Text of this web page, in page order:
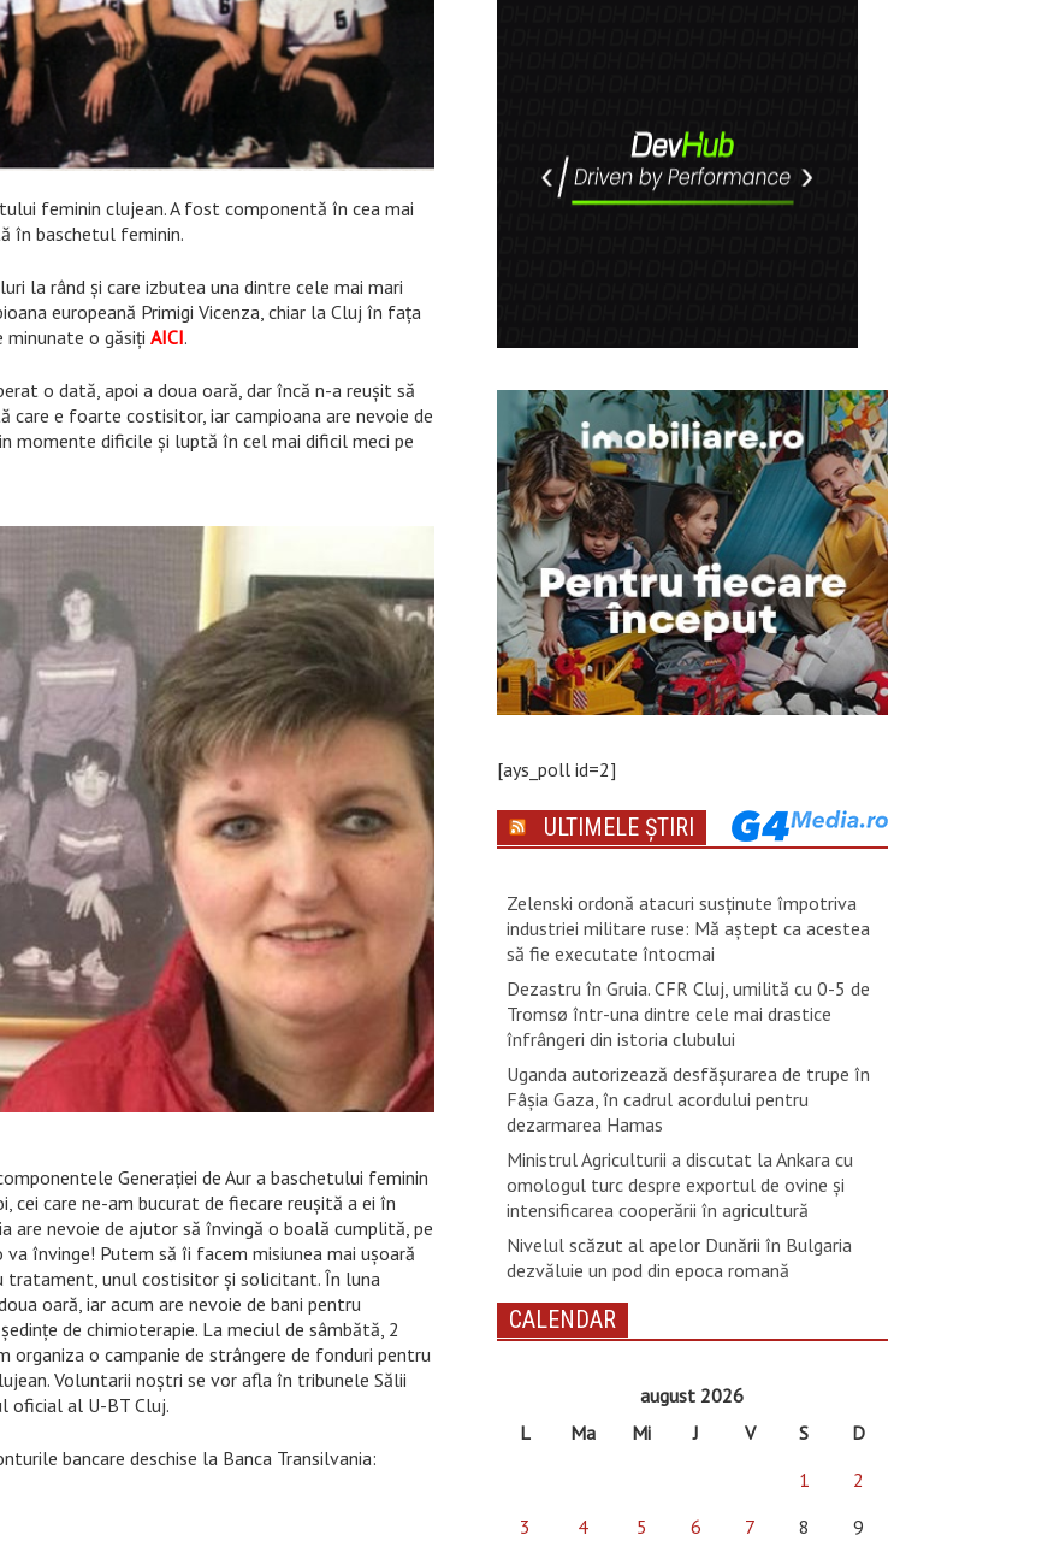
feminin clujean. A fost componentă în cea mai
în baschetul feminin.
la rând și care izbutea una dintre cele mai mari
europeană Primigi Vicenza, chiar la Cluj în fața
minunate o găsiți AICI.
o dată, apoi a doua oară, dar încă n-a reușit să
care e foarte costisitor, iar campioana are nevoie de
momente dificile și luptă în cel mai dificil meci pe
Generației de Aur a baschetului feminin
cei care ne-am bucurat de fiecare reușită a ei în
are nevoie de ajutor să învingă o boală cumplită, pe
învinge! Putem să îi facem misiunea mai ușoară
tratament, unul costisitor și solicitant. În luna
oară, iar acum are nevoie de bani pentru
de chimioterapie. La meciul de sâmbătă, 2
organiza o campanie de strângere de fonduri pentru
Voluntarii noştri se vor afla în tribunele Sălii
oficial al U-BT Cluj.
bancare deschise la Banca Transilvania:
[ays_poll id=2]
ULTIMELE ȘTIRI
Zelenski ordonă atacuri susţinute împotriva
industriei militare ruse: Mă aştept ca acestea
să fie executate întocmai
Dezastru în Gruia. CFR Cluj, umilită cu 0-5 de
Tromsø într-una dintre cele mai drastice
înfrângeri din istoria clubului
Uganda autorizează desfăşurarea de trupe în
Fâşia Gaza, în cadrul acordului pentru
dezarmarea Hamas
Ministrul Agriculturii a discutat la Ankara cu
omologul turc despre exportul de ovine și
intensificarea cooperării în agricultură
Nivelul scăzut al apelor Dunării în Bulgaria
dezvăluie un pod din epoca romană
CALENDAR
august 2026
L
Ma Mi J V S
D
1
2
3
4 5 6 7 8
9